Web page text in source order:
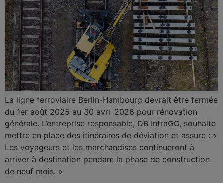
La ligne ferroviaire Berlin-Hambourg devrait être fermée
du 1er août 2025 au 30 avril 2026 pour rénovation
générale. L’entreprise responsable, DB InfraGO, souhaite
mettre en place des itinéraires de déviation et assure : «
Les voyageurs et les marchandises continueront à
arriver à destination pendant la phase de construction
de neuf mois. »